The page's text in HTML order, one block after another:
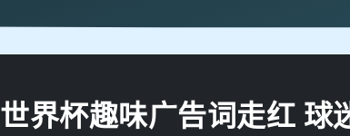
世界杯趣味广告词走红 球